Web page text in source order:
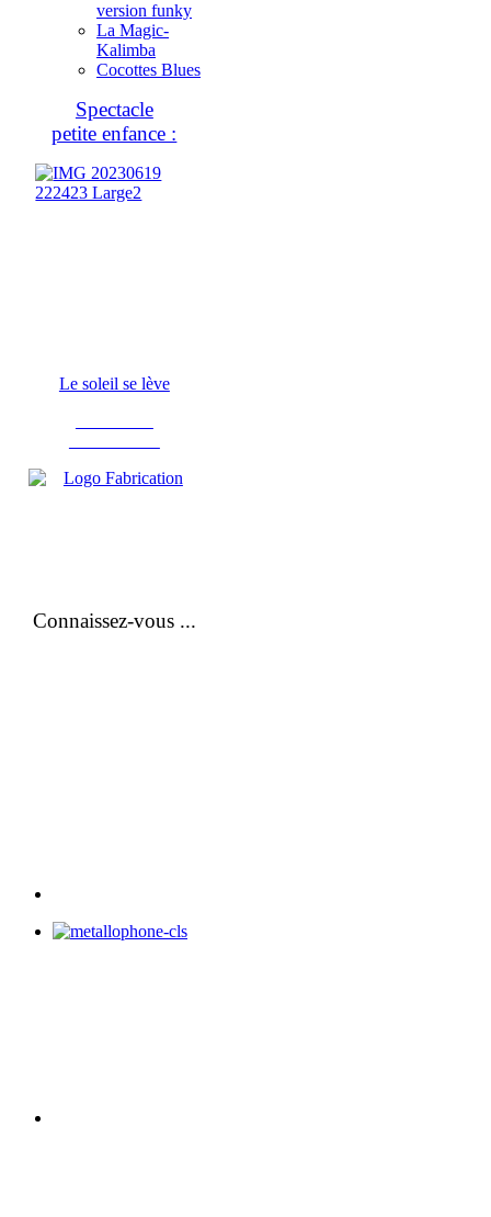
version funky
La Magic-
Kalimba
Cocottes Blues
Spectacle
petite enfance :
Le soleil se lève
Connaissez-vous ...